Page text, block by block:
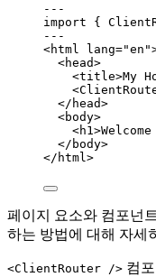
---
import {
---
<html lang="en "
<head>
<title>My
<
</ head>
<body>
<h1 >
</ body>
</ html >
페이지 요소와 컴포넌
하는 방법에 대해 자세
<ClientRouter /> 컴